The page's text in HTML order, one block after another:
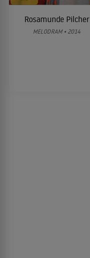
Rosamunde Pilcher
MELODRAM • 2014